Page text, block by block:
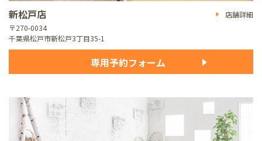
新松戸店
店舗詳細
〒270-0034
千葉県松戸市新松戸3丁目35-1
専用予約フォーム